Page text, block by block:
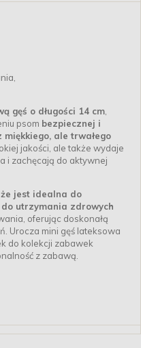
gęś o długości 14 cm
psom bezpiecznej i
miękkiego, ale trwałego
jakości, ale także wydaje
i zachęcają do aktywnej
jest idealna do
utrzymania zdrowych
oferując doskonałą
Urocza mini gęś lateksowa
do kolekcji zabawek
z zabawą.